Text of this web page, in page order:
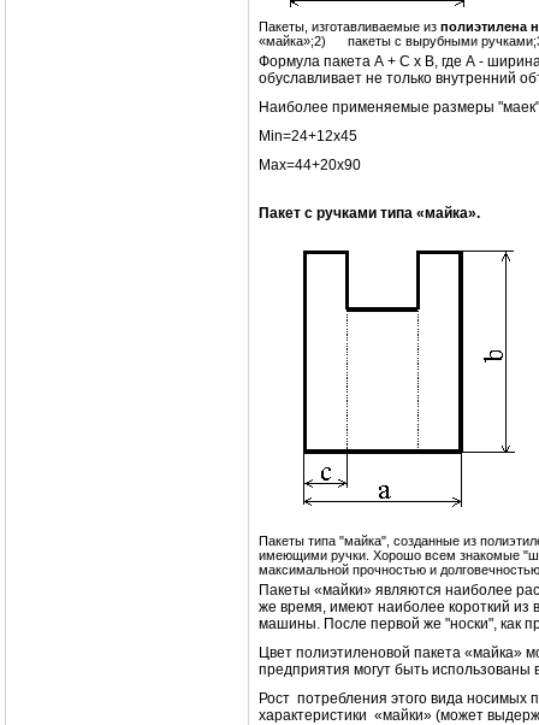
Пакеты, изготавливаемые из полиэтилена
«майка»;2) пакеты с вырубными
Формула пакета А + С х В, где А -
обуславливает не только внутренний
Наиболее применяемые размеры
Min=24+12х45
Max=44+20х90
Пакет с ручками типа «майка».
Пакеты типа "майка", созданные из
имеющими ручки. Хорошо всем знакомые
максимальной прочностью и
Пакеты «майки» являются наиболее
же время, имеют наиболее короткий из
машины. После первой же "носки", как
Цвет полиэтиленовой пакета «майка»
предприятия могут быть использованы
Рост потребления этого вида носимых
характеристики «майки» (может